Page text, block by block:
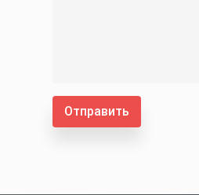
Отправить